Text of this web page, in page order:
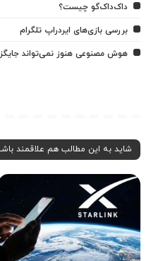
داک‌داک‌گو چیست؟
بررسی بازی‌های ایردراپ تلگرام
هوش مصنوعی هنوز نمی‌تواند
شاید به این مطالب هم علاقمند